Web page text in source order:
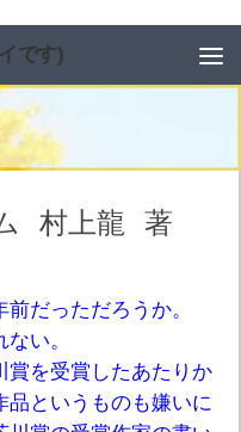
です)
村上龍 著
だっただろうか。
い。
賞を受賞したあたりか
品というものも嫌いに